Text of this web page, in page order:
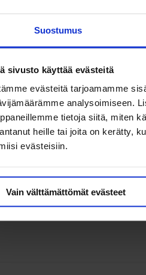
Suostumus
sivusto käyttää evästeitä
evästeitä tarjoamamme
analysoimiseen.
tietoja siitä, miten
heille tai joita on kerätty,
evästeisiin.
Vain välttämättömät evästeet